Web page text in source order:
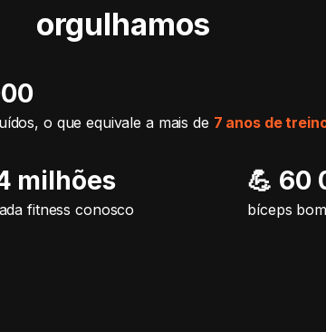
orgulhamos
milhões
fitness conosco
o que equivale a mais de 7 anos de
💪 60
bíceps